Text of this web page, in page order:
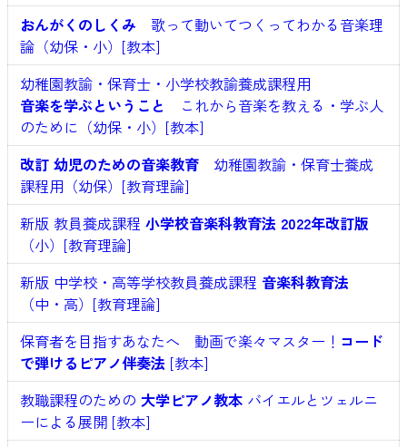
おんがくのしくみ 歌って動いてつくってわかる音楽理
論（幼保・小）[教本]
幼稚園教諭・保育士・小学校教諭養成課程用
音楽を学ぶということ
これから音楽を教える・学ぶ人
のために（幼保・小）[教本]
改訂 幼児のための音楽教育幼稚園教諭・保育士養成
課程用（幼保）[教育理論]
新版 教員養成課程 小学校音楽科教育法 2022年改訂版
（小）[教育理論]
新版 中学校・高等学校教員養成課程 音楽科教育法
（中・高）[教育理論]
保育者を目指すあなたへ 動画で楽々マスター！ コード
で弾けるピアノ伴奏法 [教本]
教職課程のための 大学ピアノ教本バイエルとツェルニ
ーによる展開 [教本]